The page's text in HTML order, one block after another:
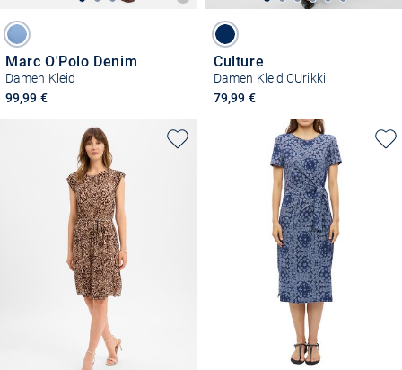
Marc O'Polo Denim
Damen Kleid
99,99 €
Culture
Damen Kleid CUrikki
79,99 €